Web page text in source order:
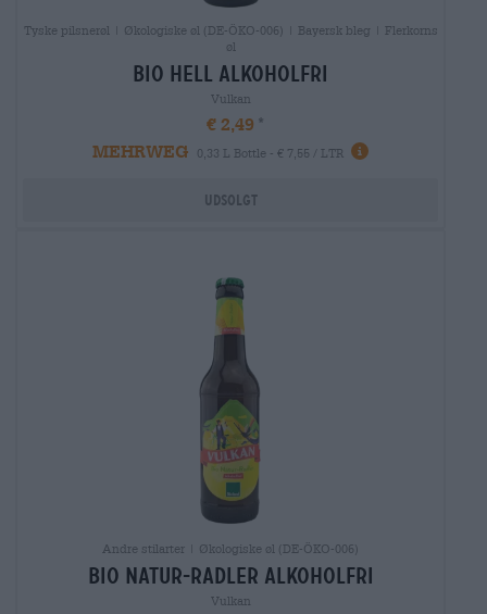
Tyske pilsnerøl | Økologiske øl (DE-ÖKO-006) | Bayersk bleg | Flerkorns
øl
bio hell Alkoholfri
Vulkan
€ 2,49
MEHRWEG
0,33 L Bottle - € 7,55 / LTR
Udsolgt
Andre stilarter | Økologiske øl (DE-ÖKO-006)
bio natur-radler Alkoholfri
Vulkan